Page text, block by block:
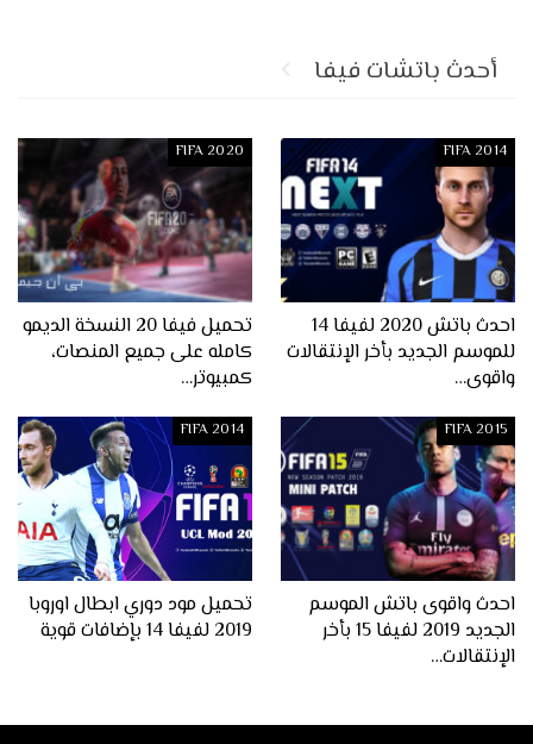
أحدث باتشات فيفا
FIFA 2014
احدث باتش 2020 لفيفا 14
للموسم الجديد بأخر الإنتقالات
واقوى…
FIFA 2020
تحميل فيفا 20 النسخة الديمو
كامله على جميع المنصات،
كمبيوتر…
FIFA 2015
احدث واقوى باتش الموسم
الجديد 2019 لفيفا 15 بأخر
الإنتقالات…
FIFA 2014
تحميل مود دوري ابطال اوروبا
2019 لفيفا 14 بإضافات قوية